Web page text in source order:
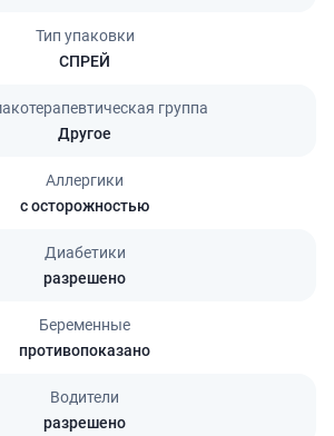
Тип упаковки
СПРЕЙ
группа
Другое
Аллергики
с осторожностью
Диабетики
разрешено
Беременные
противопоказано
Водители
разрешено